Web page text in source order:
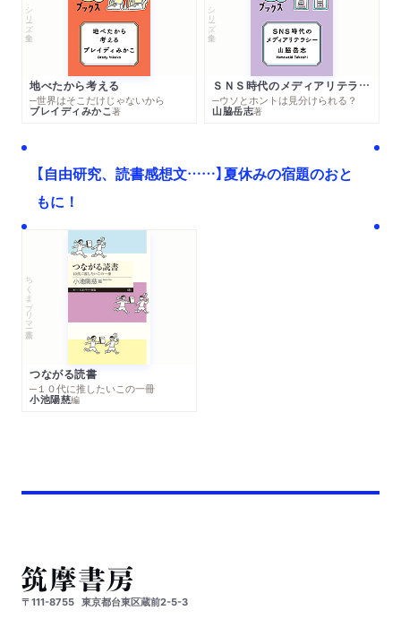
シリーズ・全集
地べたから考える
─世界はそこだけじゃないから
ブレイディみかこ著
シリーズ・全集
ＳＮＳ時代のメディアリテラシー
─ウソとホントは見分けられる？
山脇岳志著
【自由研究、読書感想文……】夏休みの宿題のおと
もに！
ちくまプリマー新書
つながる読書
─１０代に推したいこの一冊
小池陽慈編
〒111-8755 東京都台東区蔵前2-5-3